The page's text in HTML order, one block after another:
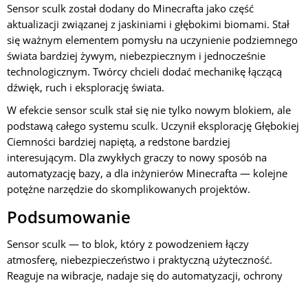
Sensor sculk został dodany do Minecrafta jako część
aktualizacji związanej z jaskiniami i głębokimi biomami. Stał
się ważnym elementem pomysłu na uczynienie podziemnego
świata bardziej żywym, niebezpiecznym i jednocześnie
technologicznym. Twórcy chcieli dodać mechanikę łączącą
dźwięk, ruch i eksplorację świata.
W efekcie sensor sculk stał się nie tylko nowym blokiem, ale
podstawą całego systemu sculk. Uczynił eksplorację Głębokiej
Ciemności bardziej napiętą, a redstone bardziej
interesującym. Dla zwykłych graczy to nowy sposób na
automatyzację bazy, a dla inżynierów Minecrafta — kolejne
potężne narzędzie do skomplikowanych projektów.
Podsumowanie
Sensor sculk — to blok, który z powodzeniem łączy
atmosferę, niebezpieczeństwo i praktyczną użyteczność.
Reaguje na wibracje, nadaje się do automatyzacji, ochrony